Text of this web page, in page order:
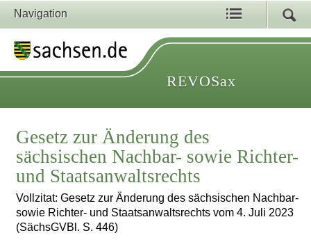
Navigation
REVOSax
Gesetz zur Änderung des
sächsischen Nachbar- sowie Richter-
und Staatsanwaltsrechts
Vollzitat: Gesetz zur Änderung des sächsischen Nachbar-
sowie Richter- und Staatsanwaltsrechts vom 4. Juli 2023
(SächsGVBl. S. 446)